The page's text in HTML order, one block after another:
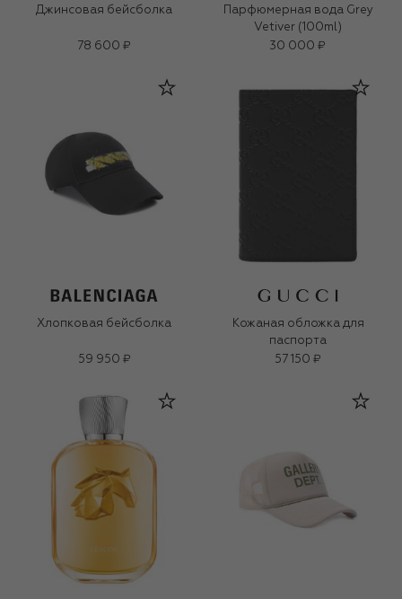
Джинсовая бейсболка
78 600 ₽
Парфюмерная вода Grey
Vetiver (100ml)
30 000 ₽
Хлопковая бейсболка
59 950 ₽
Кожаная обложка для
паспорта
57 150 ₽